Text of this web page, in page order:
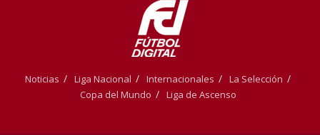
Noticias Liga Nacional Internacionales
La Selección
Copa del Mundo
Liga de Ascenso